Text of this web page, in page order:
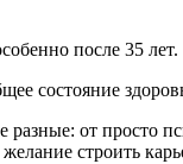
после 35 лет.
состояние
от просто
строить